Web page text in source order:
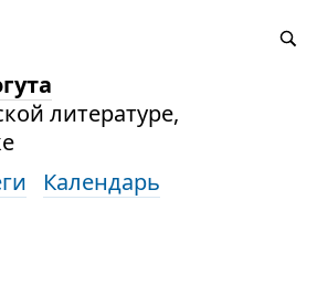
литературе,
Календарь